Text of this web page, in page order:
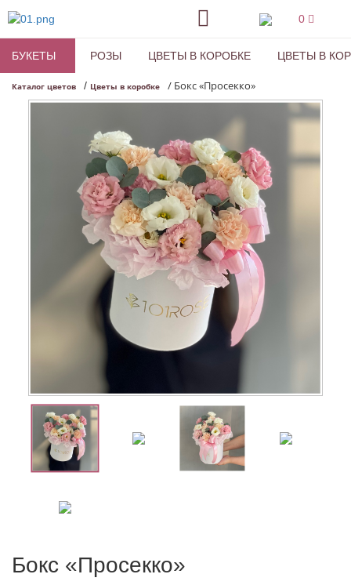
0
БУКЕТЫ РОЗЫ ЦВЕТЫ В КОРОБКЕ ЦВЕТЫ В
Каталог цветов / Цветы в коробке / Бокс «Просекко»
Бокс «Просекко»